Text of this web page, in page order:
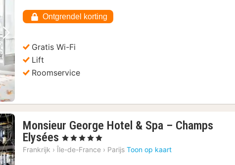
Volgende foto
Ontgrendel korting
Gratis Wi-Fi
Lift
Roomservice
Monsieur George Hotel & Spa – Champs
Elysées 1
nacht
, 5 Sterren
Frankrijk › Île-de-France › Parijs Toon op kaart